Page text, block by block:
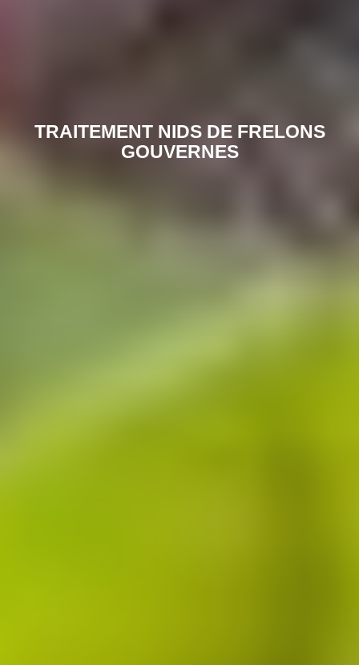
TRAITEMENT NIDS DE FRELONS
GOUVERNES